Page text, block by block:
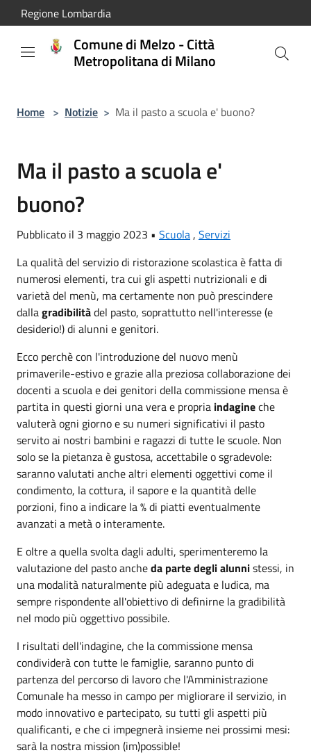
Salta al contenuto principale
Regione Lombardia
Comune di Melzo - Città
Metropolitana di Milano
Home > Notizie > Ma il pasto a scuola e' buono?
Ma il pasto a scuola e'
buono?
Pubblicato il 3 maggio 2023 • Scuola, Servizi
La qualità del servizio di ristorazione scolastica è fatta di
numerosi elementi, tra cui gli aspetti nutrizionali e di
varietà del menù, ma certamente non può prescindere
dallagradibilitàdel pasto, soprattutto nell'interesse (e
desiderio!) di alunni e genitori.
Ecco perchè con l'introduzione del nuovo menù
primaverile-estivo e grazie alla preziosa collaborazione dei
docenti a scuola e dei genitori della commissione mensa è
partita in questi giorni una vera e propria indagineche
valuterà ogni giorno e su numeri significativi il pasto
servito ai nostri bambini e ragazzi di tutte le scuole. Non
solo se la pietanza è gustosa, accettabile o sgradevole:
saranno valutati anche altri elementi oggettivi come il
condimento, la cottura, il sapore e la quantità delle
porzioni, fino a indicare la % di piatti eventualmente
avanzati a metà o interamente.
E oltre a quella svolta dagli adulti, sperimenteremo la
valutazione del pasto ancheda parte degli alunnistessi, in
una modalità naturalmente più adeguata e ludica, ma
sempre rispondente all'obiettivo di definirne la gradibilità
nel modo più oggettivo possibile.
I risultati dell'indagine, che la commissione mensa
condividerà con tutte le famiglie, saranno punto di
partenza del percorso di lavoro che l'Amministrazione
Comunale ha messo in campo per migliorare il servizio, in
modo innovativo e partecipato, su tutti gli aspetti più
qualificanti, e che ci impegnerà insieme nei prossimi mesi:
sarà la nostra mission (im)possible!